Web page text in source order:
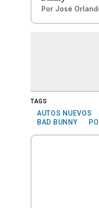
Por José
TAGS
AUTOS NUEVOS
BAD BUNNY